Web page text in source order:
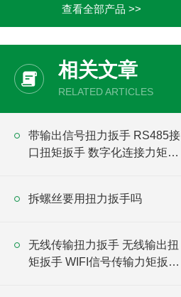
查看全部产品 >>
相关文章
RELATED ARTICLES
带输出信号扭力扳手 RS485接
口扭矩扳手 数字化连接力矩扳
拆螺丝要用扭力扳手吗
无线传输扭力扳手 无线输出扭
矩扳手 WIFI信号传输力矩扳手